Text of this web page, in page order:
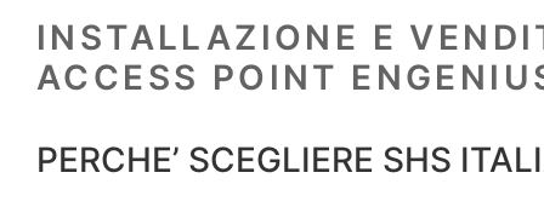
INSTALLAZIONE E
ACCESS POINT
PERCHE’ SCEGLIERE SHS